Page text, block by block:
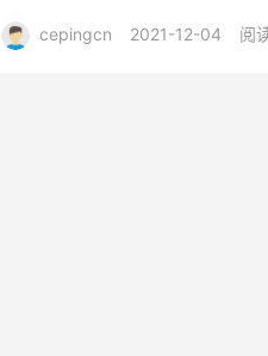
cepingcn
2021-12-04 阅